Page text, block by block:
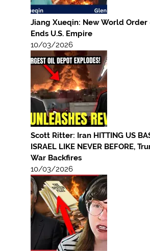
Jiang Xueqin: New World Order
Ends U.S. Empire
10/03/2026
Scott Ritter: Iran HITTING US
ISRAEL LIKE NEVER BEFORE,
War Backfires
10/03/2026